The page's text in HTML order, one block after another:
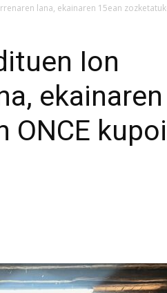
lana, ekainaren 15ean
Ion